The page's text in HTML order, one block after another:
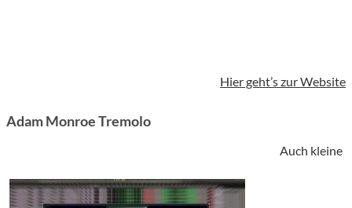
Hier geht’s zur Website
Adam Monroe Tremolo
Auch kleine